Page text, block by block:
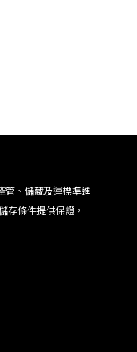
管、儲藏及運標準進
存條件提供保證，